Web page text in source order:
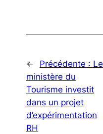
← Précédente : Le
ministère du
Tourisme investit
dans un projet
d’expérimentation
RH